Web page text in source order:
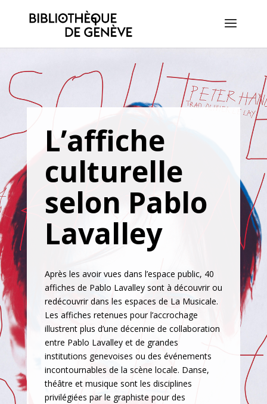
L’affiche
culturelle
selon Pablo
Lavalley
Après les avoir vues dans l’espace public, 40
affiches de Pablo Lavalley sont à découvrir ou
redécouvrir dans les espaces de La Musicale.
Les affiches retenues pour l’accrochage
illustrent plus d’une décennie de collaboration
entre Pablo Lavalley et de grandes
institutions genevoises ou des événements
incontournables de la scène locale. Danse,
théâtre et musique sont les disciplines
privilégiées par le graphiste pour des